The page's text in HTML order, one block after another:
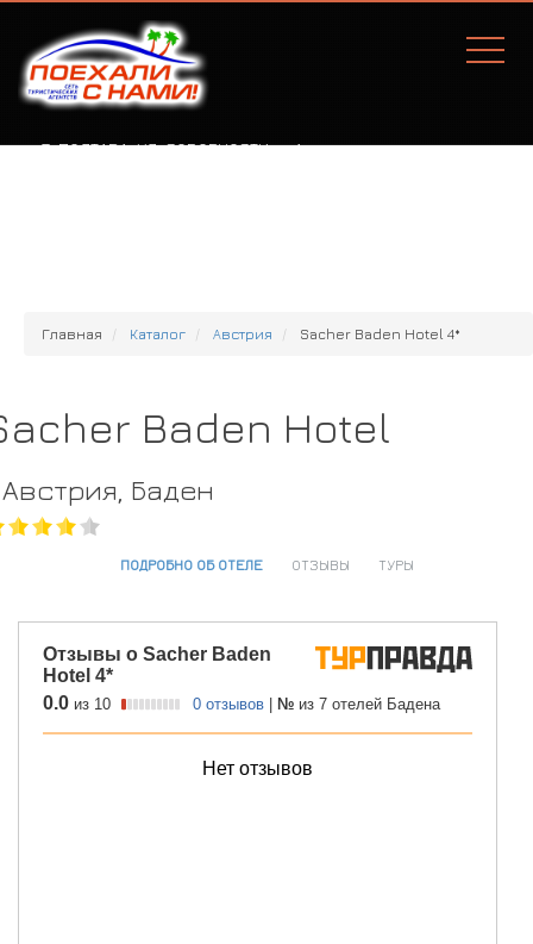
Г. ПОЛТАВА, УЛ. СОБОРНОСТИ, 77А
Главная Каталог Австрия Sacher Baden Hotel 4*
Baden Hotel
Австрия, Баден
ПОДРОБНО ОБ ОТЕЛЕ ОТЗЫВЫ ТУРЫ